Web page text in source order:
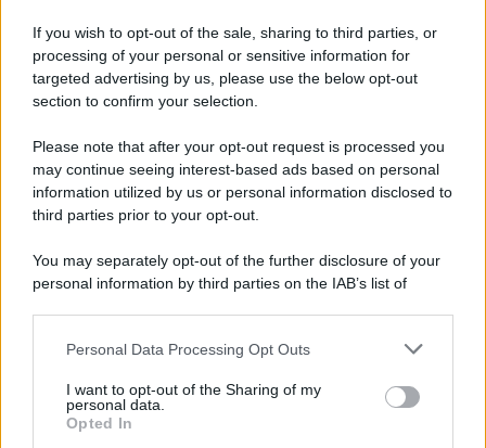
If you wish to opt-out of the sale, sharing to third parties, or
processing of your personal or sensitive information for
targeted advertising by us, please use the below opt-out
section to confirm your selection.
Please note that after your opt-out request is processed you
may continue seeing interest-based ads based on personal
information utilized by us or personal information disclosed to
third parties prior to your opt-out.
You may separately opt-out of the further disclosure of your
personal information by third parties on the IAB’s list of
This information may also be disclosed by us to third parties
disclose it to other third parties.
Please note that this website/app uses one or more Google
Personal Data Processing Opt Outs
I want to opt-out of the Sharing of my
personal data.
Opted In